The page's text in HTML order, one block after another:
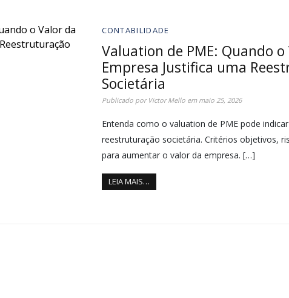
CONTABILIDADE
Valuation de PME: Quando
Empresa Justifica uma
Societária
Publicado por Victor Melloem maio 25, 2026
Entenda como o valuation de PME pode
reestruturação societária. Critérios objetivos,
para aumentar o valor da empresa. […]
LEIA MAIS…